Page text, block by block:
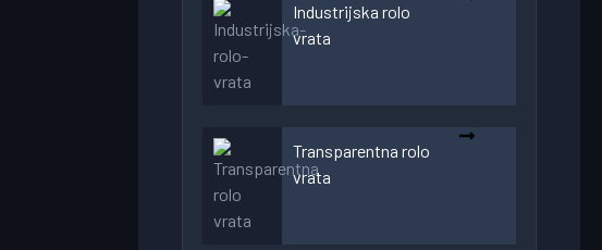
Industrijska rolo
vrata
Transparentna rolo
vrata